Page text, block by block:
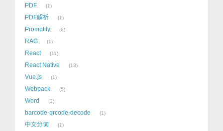
PDF 1
PDF解析 1
Promplify 6
RAG 1
React 11
React Native 13
Vue.js 1
Webpack 5
Word 1
barcode-qrcode-decode 1
中文分词 1